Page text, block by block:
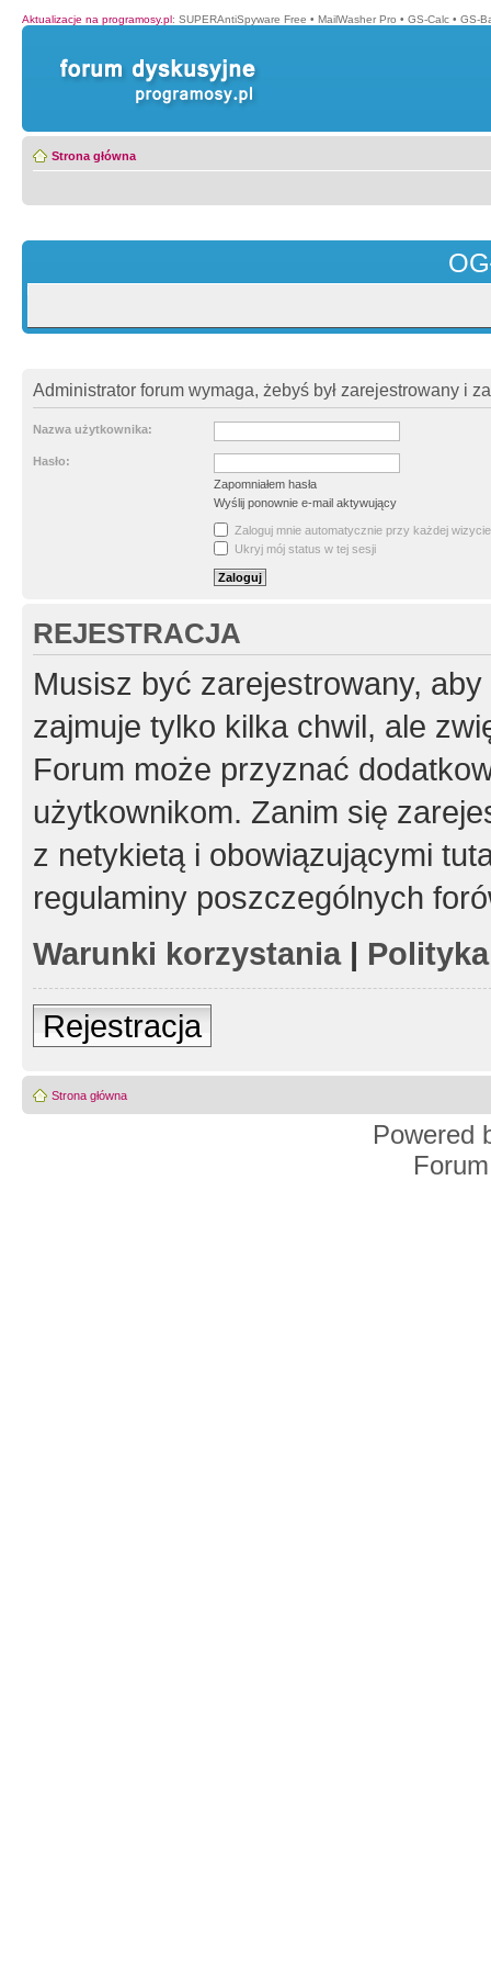
Aktualizacje na programosy.pl: SUPERAntiSpyware Free • MailWasher Pro • GS-Calc • GS-
Strona główna
Administrator forum wymaga, żebyś był zarejestrowany i
Nazwa użytkownika:
Hasło:
Zapomniałem hasła
Wyślij ponownie e-mail aktywujący
Zaloguj mnie automatycznie przy każdej wizycie
Ukryj mój status w tej sesji
REJESTRACJA
Musisz być zarejestrowany,
zajmuje tylko kilka chwil, ale
Forum może przyznać
użytkownikom. Zanim się
z netykietą i obowiązującymi
regulaminy poszczególnych
Warunki korzystania|
Rejestracja
Strona główna
Powered